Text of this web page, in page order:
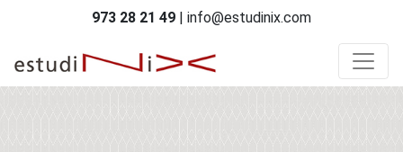
973 28 21 49 | info@estudinix.com